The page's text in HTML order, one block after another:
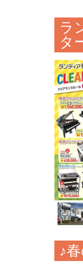
ラ
タ
♪